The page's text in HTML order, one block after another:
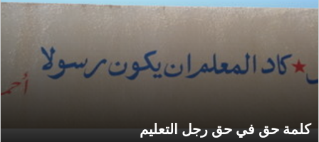
كلمة حق في حق رجل التعليم